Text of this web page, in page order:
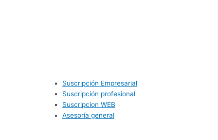
Suscripción Empresarial
Suscripción profesional
Suscripcion WEB
Asesoría general